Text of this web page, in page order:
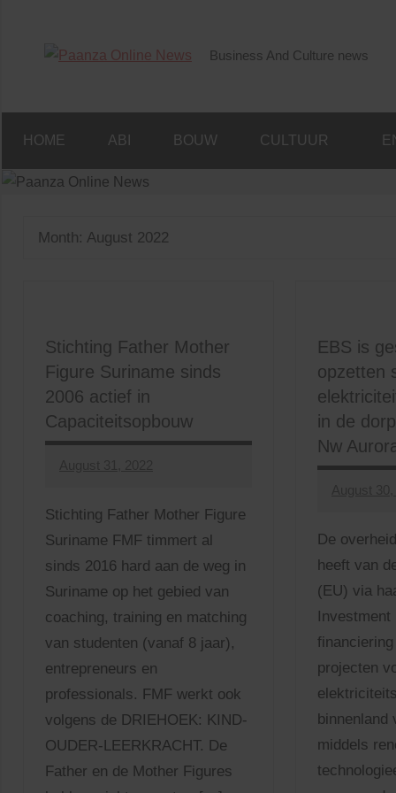
content
Online
News
Business And Culture news
HOME ABI BOUW CULTUUR
Month: August 2022
Stichting Father Mother
Figure Suriname sinds
2006 actief in
Capaciteitsopbouw
Stichting Father Mother Figure
Suriname FMF timmert al
sinds 2016 hard aan de weg in
Suriname op het gebied van
coaching, training en matching
van studenten (vanaf 8 jaar),
entrepreneurs en
professionals. FMF werkt ook
volgens de DRIEHOEK: KIND-
OUDER-LEERKRACHT. De
Father en de Mother Figures
EBS is
opzetten
in de
Nw
De
heeft van
(EU) via
Investment
projecten
binnenland
middels